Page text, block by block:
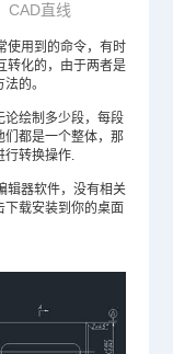
CAD直线
使用到的命令，有时
转化的，由于两者是
的。
论绘制多少段，每段
们都是一个整体，那
行转换操作.
辑器软件，没有相关
下载安装到你的桌面